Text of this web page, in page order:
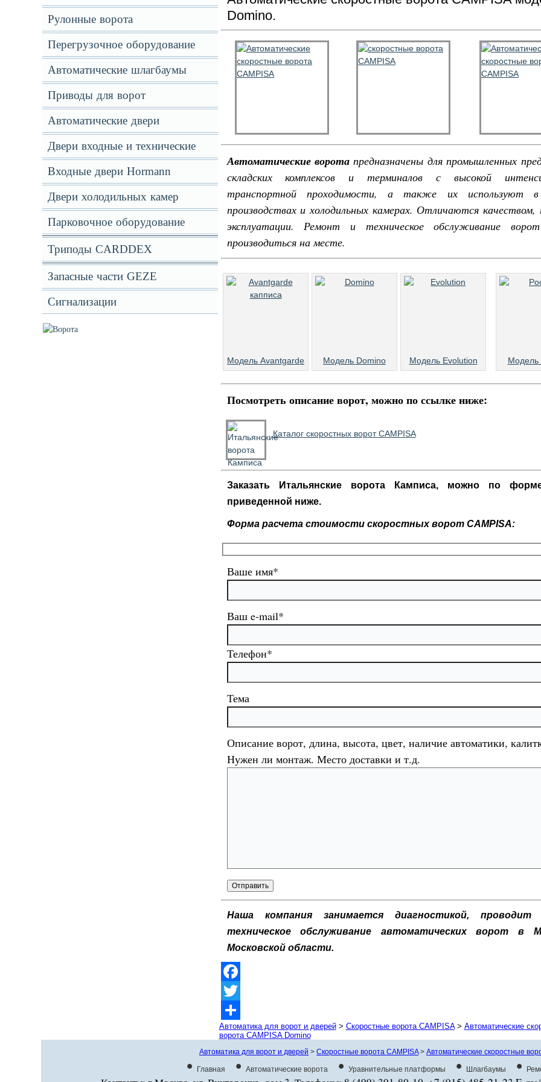
Рулонные ворота
Перегрузочное оборудование
Автоматические шлагбаумы
Приводы для ворот
Автоматические двери
Двери входные и технические
Входные двери Hormann
Двери холодильных камер
Парковочное оборудование
Триподы CARDDEX
Запасные части GEZE
Сигнализации
Domino.
Автоматические воротапредназначены для промышленных
складских комплексов и терминалов с высокой
транспортной проходимости, а также их используют
производствах и холодильных камерах. Отличаются
эксплуатации. Ремонт и техническое обслуживание
производиться на месте.
Модель Avantgarde Модель Domino Модель Evolution Модель
Посмотреть описание ворот, можно по ссылке ниже:
Каталог скоростных ворот CAMPISA
Заказать Итальянские ворота Камписа, можно по
приведенной ниже.
Форма расчета стоимости скоростных ворот CAMPISA:
Ваше имя*
Ваш e-mail*
Телефон*
Тема
Описание ворот, длина, высота, цвет, наличие автоматики,
Нужен ли монтаж. Место доставки и т.д.
Наша компания занимается диагностикой, проводит
техническое обслуживание автоматических ворот в
Московской области.
Facebook
Twitter
Отправить
Автоматика для ворот и дверей> Скоростные ворота CAMPISA> Автоматические
ворота CAMPISA Domino
Автоматика для ворот и дверей > Скоростные ворота CAMPISA> Автоматические скоростные
• Главная • Автоматические ворота • Уравнительные платформы • Шлагбаумы •